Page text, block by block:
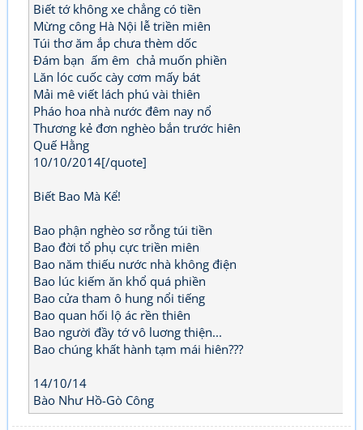
Biết tớ không xe chẳng có tiền
Mừng công Hà Nội lễ triền miên
Túi thơ ăm ắp chưa thèm dốc
Đám bạn ấm êm chả muốn phiền
Lăn lóc cuốc cày cơm mấy bát
Mải mê viết lách phú vài thiên
Pháo hoa nhà nước đêm nay nổ
Thương kẻ đơn nghèo bắn trước hiên
Quế Hằng
10/10/2014[/quote]
Biết Bao Mà Kể!
Bao phận nghèo sơ rỗng túi tiền
Bao đời tổ phụ cực triền miên
Bao năm thiếu nước nhà không điện
Bao lúc kiếm ăn khổ quá phiền
Bao cửa tham ô hung nổi tiếng
Bao quan hối lộ ác rền thiên
Bao người đầy tớ vô luơng thiện...
Bao chúng khất hành tạm mái hiên???
14/10/14
Bào Như Hồ-Gò Công